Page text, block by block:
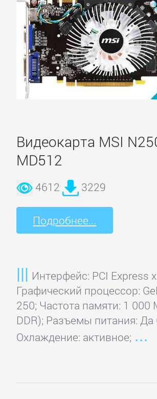
Видеокарта MSI
MD512
4612 3229
Подробнее...
Интерфейс: PCI Express
Графический процессор:
250; Частота памяти: 1 000
DDR); Разъемы питания: Да
Охлаждение: активное;
Digitus
Digma
EasyCap
iconBIT
KWorld
MSI
PCTV
Pinnacle
Prolink